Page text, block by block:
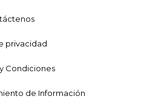
privacidad
Condiciones
de Información